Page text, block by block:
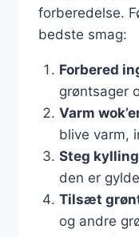
forberedelse.
bedste smag:
Forbered
grøntsager
Varm
blive varm,
Steg
den er
Tilsæt
og andre